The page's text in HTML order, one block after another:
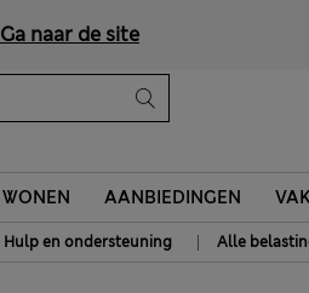
Ga naar de site
WONEN AANBIEDINGEN
Hulp en ondersteuning | Alle